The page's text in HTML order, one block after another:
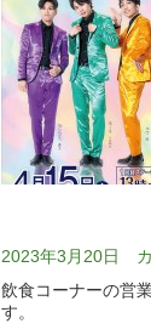
2023年3月20日 カ
飲食コーナーの営
す。